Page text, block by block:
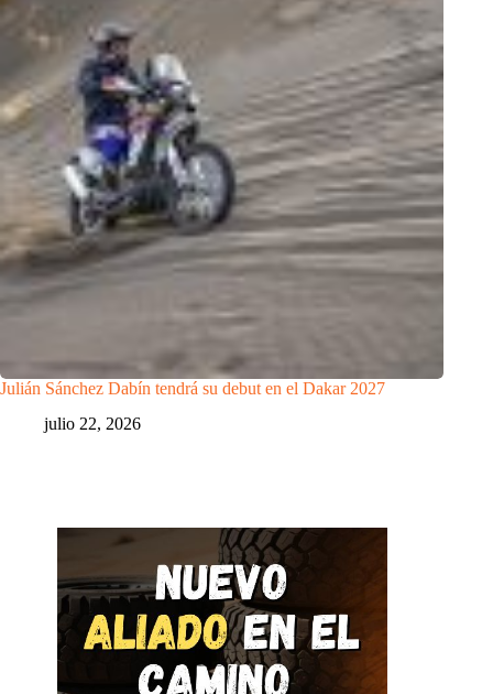
Julián Sánchez Dabín tendrá su debut en el Dakar 2027
julio 22, 2026